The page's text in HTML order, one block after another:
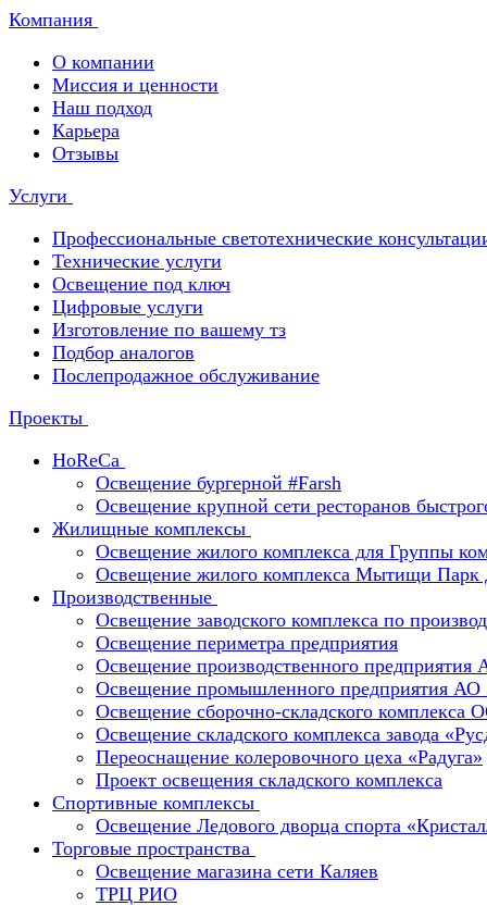
Компания
О компании
Миссия и ценности
Наш подход
Карьера
Отзывы
Услуги
Профессиональные светотехнические
Технические услуги
Освещение под ключ
Цифровые услуги
Изготовление по вашему тз
Подбор аналогов
Послепродажное обслуживание
Проекты
HoReCa
Освещение бургерной #Farsh
Освещение крупной сети ресторанов
Жилищные комплексы
Освещение жилого комплекса для Группы
Освещение жилого комплекса Мытищи Парк
Производственные
Освещение заводского комплекса по
Освещение периметра предприятия
Освещение производственного предприятия
Освещение промышленного предприятия
Освещение сборочно-складского
Освещение складского комплекса завода
Переоснащение колеровочного цеха «Радуга»
Проект освещения складского комплекса
Спортивные комплексы
Освещение Ледового дворца спорта
Торговые пространства
Освещение магазина сети Каляев
ТРЦ РИО